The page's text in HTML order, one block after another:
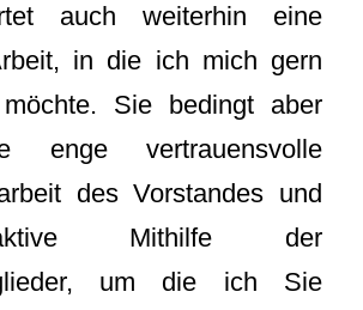
auch weiterhin eine
in die ich mich gern
Sie bedingt aber
enge vertrauensvolle
des Vorstandes und
Mithilfe der
um die ich Sie